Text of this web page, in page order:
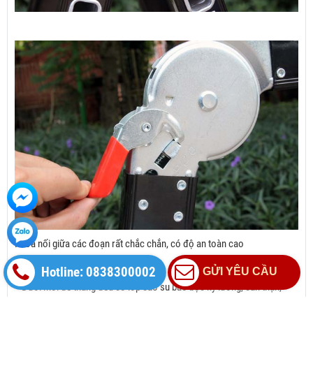
Khóa nối giữa các đoạn rất chắc chắn, có độ an toàn cao
- Dưới mỗi đế thang đều có lớp cao su bao bọc kỹ lưỡng, cẩn thận,
Hotline: 0838300002 GỬI YÊU CẦU